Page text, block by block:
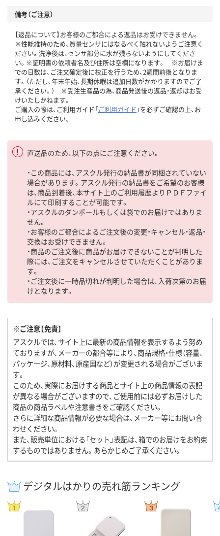
備考（ご注意）
【返品について】お客様のご都合による返品はお受けできません。
※性能維持のため、質量センサにはなるべく触れないようご注意く
ださい。洗浄後は、センサ部分に水が残らないようにしてくださ
い。※証明書の依頼者名及び住所は空欄になります。 ※お届けま
での日数は、ご注文確定後に校正を行うため、2週間前後となりま
す。（ただし、年末年始、長期休暇は追加日数がかかりますのでご了
承ください。） ※受注生産品の為、商品発送後の返品・返却はお受
けいたしかねます。
ご購入の際は、ご利用ガイド「ご利用ガイド 」を必ずご確認の上、お
申し込みください。
直送品のため、以下の点にご注意ください。
・この商品には、アスクル発行の納品書が同梱されていない
場合があります。アスクル発行の納品書をご希望のお客様
は、商品到着後、本サイト上のご利用履歴よりＰＤＦファイ
ルにて印刷することが可能です。
・アスクルのダンボールもしくは袋でのお届けではありま
せん。
・お客様のご都合によるご注文後の変更・キャンセル・返品・
交換はお受けできません。
・商品のご注文後に商品がお届けできないことが判明した
際には、ご注文をキャンセルさせていただくことがありま
す。
・ご注文後に一時品切れが判明した場合は、入荷次第のお届
けとなります。
※ご注意【免責】
アスクルでは、サイト上に最新の商品情報を表示するよう努め
ておりますが、メーカーの都合等により、商品規格・仕様（容量、
パッケージ、原材料、原産国など）が変更される場合がございま
す。
このため、実際にお届けする商品とサイト上の商品情報の表記
が異なる場合がございますので、ご使用前には必ずお届けした
商品の商品ラベルや注意書きをご確認ください。
さらに詳細な商品情報が必要な場合は、メーカー等にお問い合
わせください。
また、販売単位における「セット」表記は、箱でのお届けをお約束
するものではありません。あらかじめご了承ください。
デジタルはかりの売れ筋ランキング